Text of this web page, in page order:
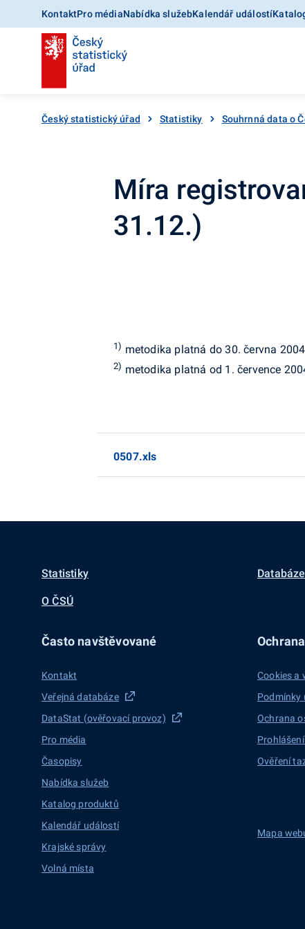
KontaktPro médiaNabídka služebKalendář událostí
Český statistický úřad Statistiky Souhrnná data o
Míra
31.12.)
1) metodika platná do 30. června
2) metodika platná od 1. července
0507.xls
Statistiky
O ČSÚ
Často navštěvované
Kontakt
Veřejná databáze
DataStat (ověřovací provoz)
Pro média
Časopisy
Nabídka služeb
Katalog produktů
Kalendář událostí
Krajské správy
Volná místa
Cookies a
Podmínky
Ochrana
Ověření
Mapa